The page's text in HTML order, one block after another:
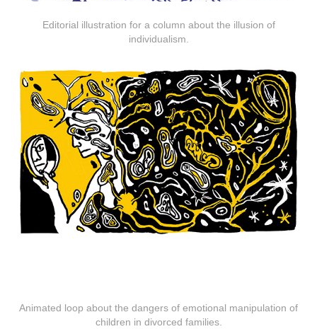
Editorial illustration for a column about the illusion of
individualism.
Animated loop about the dangers of emotional manipulation of
children in divorced families.